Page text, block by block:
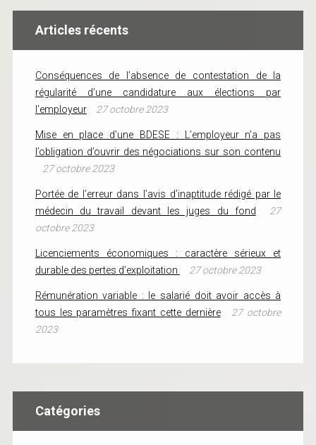
Articles récents
Conséquences de l’absence de contestation de la
régularité d’une candidature aux élections par
l’employeur
27 octobre 2023
Mise en place d’une BDESE : L’employeur n’a pas
l’obligation d’ouvrir des négociations sur son contenu
27 octobre 2023
Portée de l’erreur dans l’avis d’inaptitude rédigé par le
médecin du travail devant les juges du fond
27
octobre 2023
Licenciements économiques : caractère sérieux et
durable des pertes d’exploitation
27 octobre 2023
Rémunération variable : le salarié doit avoir accès à
tous les paramètres fixant cette dernière
27 octobre
2023
Catégories